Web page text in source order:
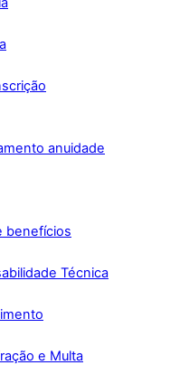
anuidade
benefícios
Técnica
e Multa